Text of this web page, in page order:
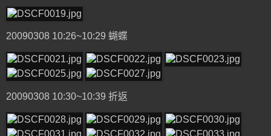
20090308 10:26~10:29 蝴蝶
20090308 10:30~10:39 折返